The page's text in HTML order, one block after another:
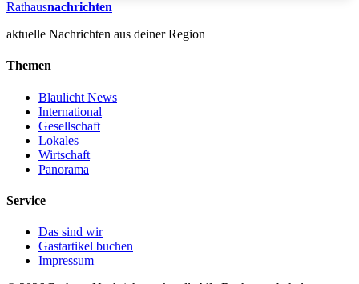
Rathausnachrichten
aktuelle Nachrichten aus deiner Region
Themen
Blaulicht News
International
Gesellschaft
Lokales
Wirtschaft
Panorama
Service
Das sind wir
Gastartikel buchen
Impressum